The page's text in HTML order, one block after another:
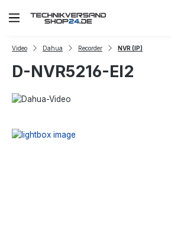
Zum Hauptinhalt springen
Video Dahua Recorder NVR (IP)
D-NVR5216-EI2